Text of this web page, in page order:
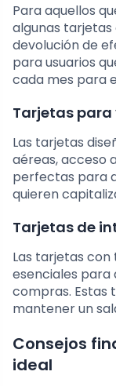
Para aquellos
algunas
devolución de
para usuarios
cada mes para
Tarjetas
Las tarjetas
aéreas, acceso
perfectas para
quieren
Tarjetas de
Las tarjetas con
esenciales para
compras. Estas
mantener un
Consejos
ideal